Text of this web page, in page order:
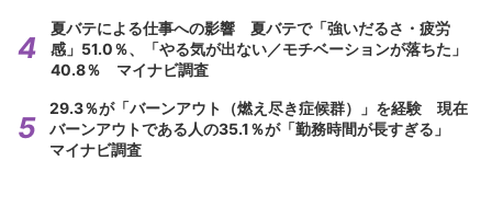
夏バテによる仕事への影響 夏バテで「強いだるさ・疲労
感」51.0％、「やる気が出ない／モチベーションが落ちた」
40.8％ マイナビ調査
29.3％が「バーンアウト（燃え尽き症候群）」を経験 現在
バーンアウトである人の35.1％が「勤務時間が長すぎる」
マイナビ調査